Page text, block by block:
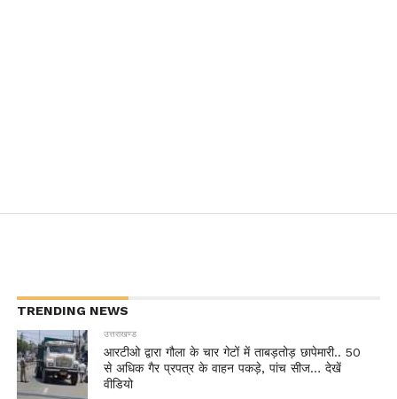
TRENDING NEWS
उत्तराखण्ड
आरटीओ द्वारा गौला के चार गेटों में ताबड़तोड़ छापेमारी.. 50
से अधिक गैर प्रपत्र के वाहन पकड़े, पांच सीज… देखें
वीडियो